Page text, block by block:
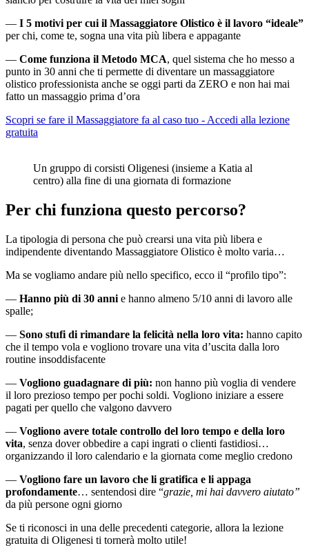
— I 5 motivi per cui il Massaggiatore Olistico è il lavoro “ideale”
per chi, come te, sogna una vita più libera e appagante
— Come funziona il Metodo MCA, quel sistema che ho messo a
punto in 30 anni che ti permette di diventare un massaggiatore
olistico professionista anche se oggi parti da ZERO e non hai mai
fatto un massaggio prima d’ora
Scopri se fare il Massaggiatore fa al caso tuo - Accedi alla lezione
gratuita
Un gruppo di corsisti Oligenesi (insieme a Katia al
centro) alla fine di una giornata di formazione
Per chi funziona questo percorso?
La tipologia di persona che può crearsi una vita più libera e
indipendente diventando Massaggiatore Olistico è molto varia…
Ma se vogliamo andare più nello specifico, ecco il “profilo tipo”:
— Hanno più di 30 anni e hanno almeno 5/10 anni di lavoro alle
spalle;
— Sono stufi di rimandare la felicità nella loro vita: hanno capito
che il tempo vola e vogliono trovare una vita d’uscita dalla loro
routine insoddisfacente
— Vogliono guadagnare di più: non hanno più voglia di vendere
il loro prezioso tempo per pochi soldi. Vogliono iniziare a essere
pagati per quello che valgono davvero
— Vogliono avere totale controllo del loro tempo e della loro
vita, senza dover obbedire a capi ingrati o clienti fastidiosi…
organizzando il loro calendario e la giornata come meglio credono
— Vogliono fare un lavoro che li gratifica e li appaga
profondamente… sentendosi dire “grazie, mi hai davvero aiutato”
da più persone ogni giorno
Se ti riconosci in una delle precedenti categorie, allora la lezione
gratuita di Oligenesi ti tornerà molto utile!